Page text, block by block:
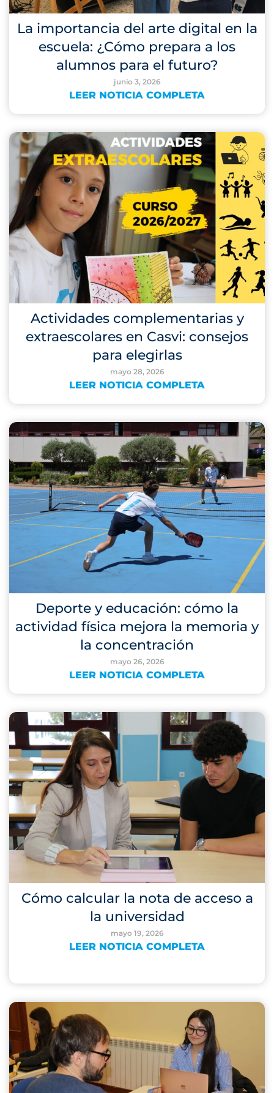
La importancia del arte digital en la
escuela: ¿Cómo prepara a los
alumnos para el futuro?
junio 3, 2026
LEER NOTICIA COMPLETA
Actividades complementarias y
extraescolares en Casvi: consejos
para elegirlas
mayo 28, 2026
LEER NOTICIA COMPLETA
Deporte y educación: cómo la
actividad física mejora la memoria y
la concentración
mayo 26, 2026
LEER NOTICIA COMPLETA
Cómo calcular la nota de acceso a
la universidad
mayo 19, 2026
LEER NOTICIA COMPLETA